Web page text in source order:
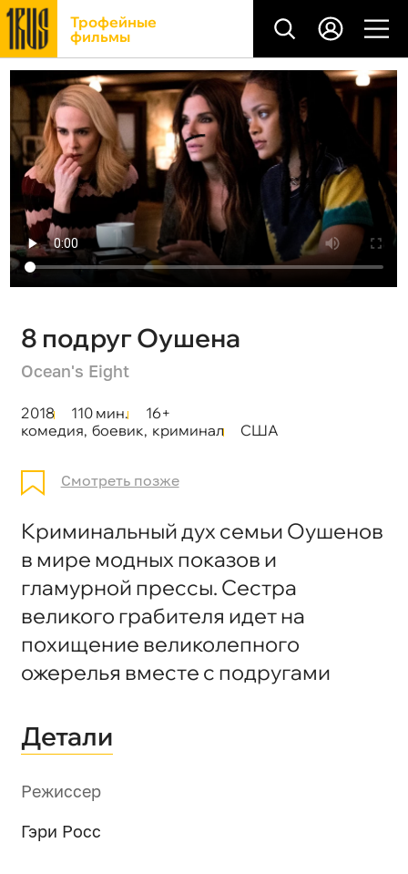
Трофейные
фильмы
8 подруг Оушена
Ocean's Eight
2018 110 мин.
16+
комедия, боевик, криминал США
Смотреть позже
Криминальный дух семьи Оушенов
в мире модных показов и
гламурной прессы. Сестра
великого грабителя идет на
похищение великолепного
ожерелья вместе с подругами
Детали
Режиссер
Гэри Росс